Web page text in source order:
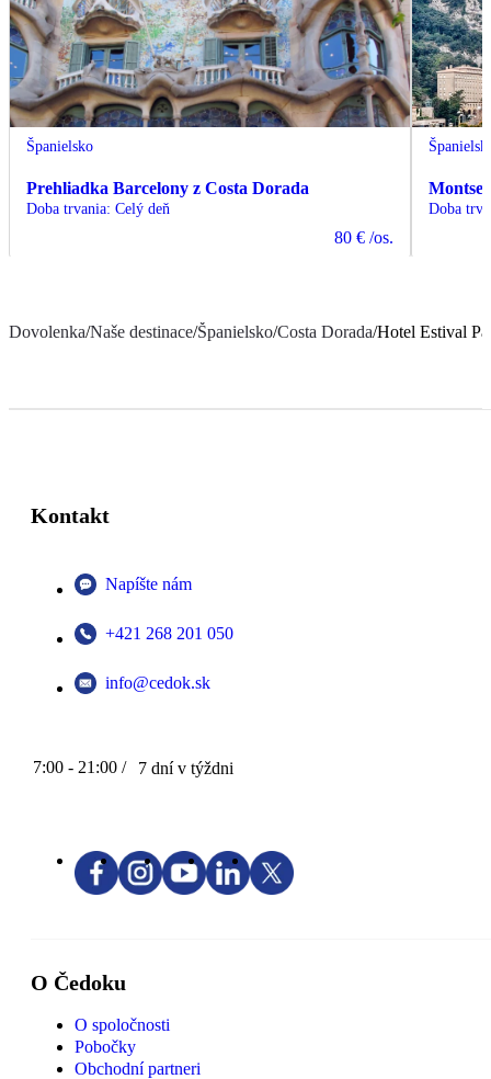
Španielsko
Prehliadka Barcelony z Costa Dorada
Doba trvania: Celý deň
80 € /os.
Doba
Dovolenka/Naše destinace/Španielsko/Costa Dorada/Hotel Estival
Kontakt
Napíšte nám
+421 268 201 050
info@cedok.sk
7:00 - 21:00 / 7 dní v týždni
O Čedoku
O spoločnosti
Pobočky
Obchodní partneri